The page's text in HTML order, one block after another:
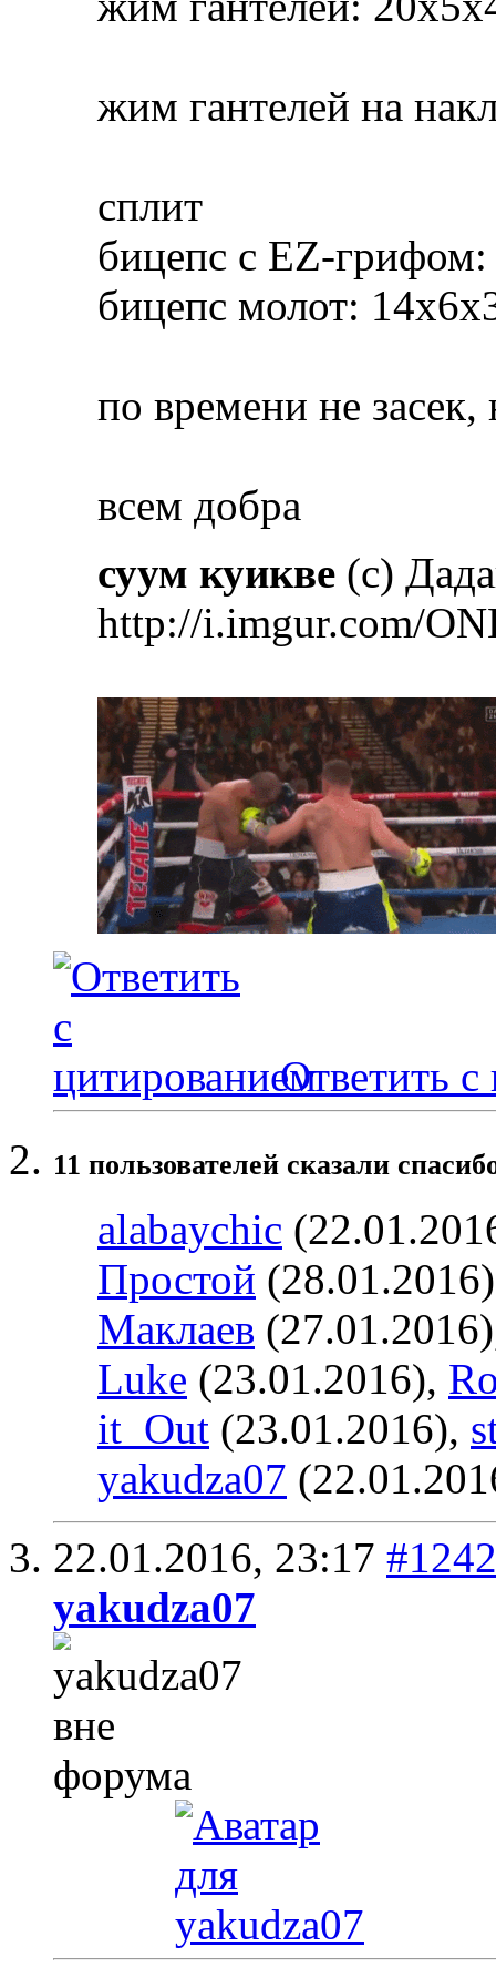
жим гантелей на
сплит
бицепс с EZ-
бицепс молот:
по времени не
всем добра
суум куикве (с)
http://i.imgur.com/
Ответить с
11 пользователей сказали
alabaychic
Простой
Маклаев
Luke (23.01.2016),
it_Out (23.01.2016),
yakudza07
22.01.2016, 23:17 #1242
yakudza07